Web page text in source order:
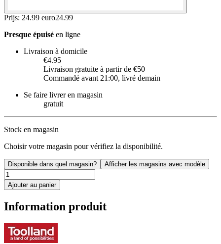
Prijs: 24.99 euro24.99
Presque épuisé en ligne
Livraison à domicile
€4.95
Livraison gratuite à partir de €50
Commandé avant 21:00, livré demain
Se faire livrer en magasin
gratuit
Stock en magasin
Choisir votre magasin pour vérifiez la disponibilité.
Disponible dans quel magasin? Afficher les magasins avec modèle
Ajouter au panier
Information produit